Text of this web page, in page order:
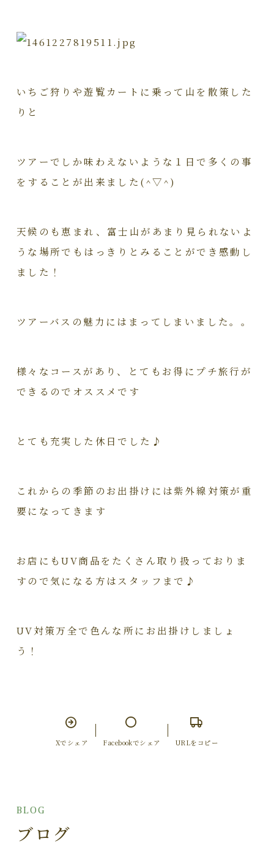
いちご狩りや遊覧カートに乗って山を散策した
りと
ツアーでしか味わえないような１日で多くの事
をすることが出来ました(^▽^)
天候のも恵まれ、富士山があまり見られないよ
うな場所でもはっきりとみることができ感動し
ました！
ツアーバスの魅力にはまってしまいました。。
様々なコースがあり、とてもお得にプチ旅行が
できるのでオススメです
とても充実した休日でした♪
これからの季節のお出掛けには紫外線対策が重
要になってきます
お店にもUV商品をたくさん取り扱っておりま
すので気になる方はスタッフまで♪
UV対策万全で色んな所にお出掛けしましょ
う！
Xでシェア Facebookでシェア URLをコピー
BLOG
ブログ